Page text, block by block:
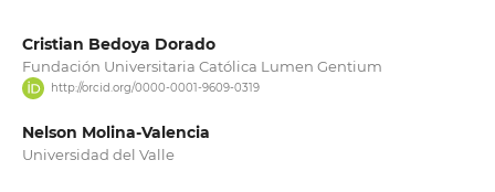
Cristian Bedoya Dorado
Fundación Universitaria Católica Lumen Gentium
http://orcid.org/0000-0001-9609-0319
Nelson Molina-Valencia
Universidad del Valle